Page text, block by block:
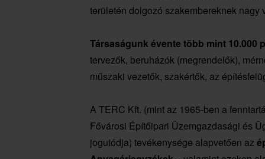
területén dolgozó szakembereknek
Társaságunk évente több mint 10.000
tervezők, beruházók (megrendelők),
műszaki vezetők, szakértők, az
A TERC Kft. (mint az 1965-ben a
Fővárosi Építőipari Üzemgazdasági és
jogutódja) tevékenysége alapvetően az